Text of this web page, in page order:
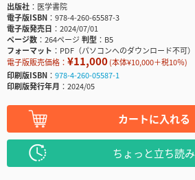
出版社
医学書院
電子版ISBN
978-4-260-65587-3
電子版発売日
2024/07/01
ページ数
264ページ判型
B5
フォーマット
PDF（パソコンへのダウンロード不可）
電子版販売価格： ¥11,000(本体¥10,000＋税10％)
印刷版ISBN
978-4-260-05587-1
印刷版発行年月
2024/05
カートに入れる
ちょっと立ち読み